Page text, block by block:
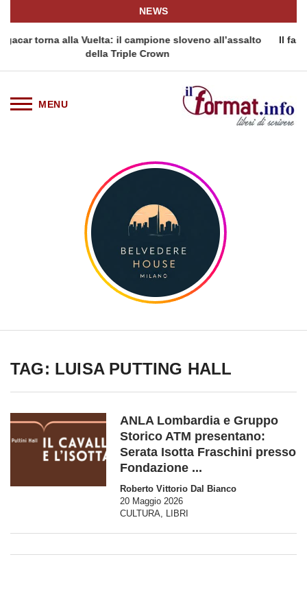
NEWS
il campione sloveno all’assalto
Il fascino intramontabile del
TAG: LUISA PUTTING HALL
ANLA Lombardia e Gruppo
Storico ATM presentano:
Serata Isotta Fraschini presso
Fondazione ...
Roberto Vittorio Dal Bianco
20 Maggio 2026
CULTURA, LIBRI